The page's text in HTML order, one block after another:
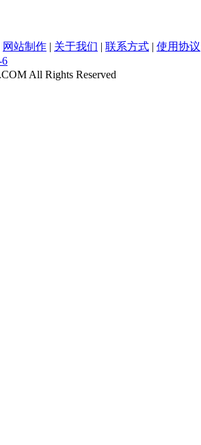
网站制作 | 关于我们 | 联系方式 | 使用协议
6
All Rights Reserved